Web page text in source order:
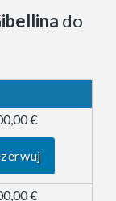
do
€
€